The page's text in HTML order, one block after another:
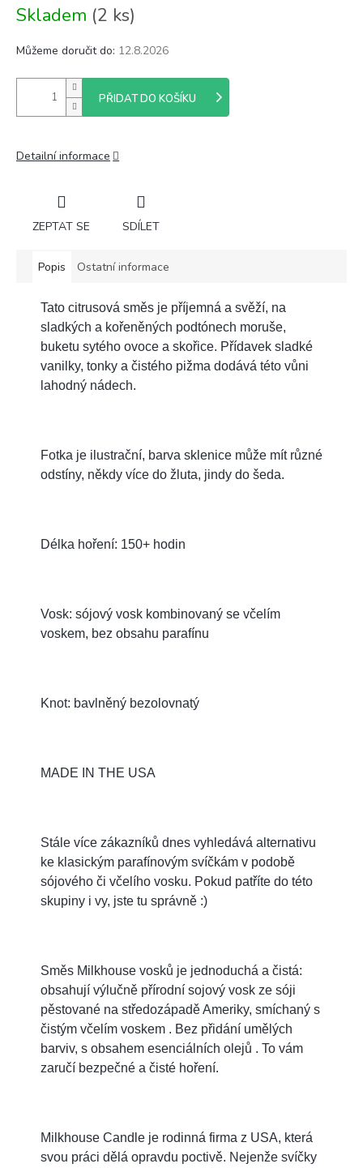
cena:
Skladem (2 ks)
Můžeme doručit do: 12.8.2026
PŘIDAT DO KOŠÍKU
Detailní informace
ZEPTAT SE SDÍLET
Popis Ostatní informace
Tato citrusová směs je příjemná a svěží, na
sladkých a kořeněných podtónech moruše,
buketu sytého ovoce a skořice. Přídavek sladké
vanilky, tonky a čistého pižma dodává této vůni
lahodný nádech.
Fotka je ilustrační, barva sklenice může mít různé
odstíny, někdy více do žluta, jindy do šeda.
Délka hoření: 150+ hodin
Vosk: sójový vosk kombinovaný se včelím
voskem, bez obsahu parafínu
Knot: bavlněný bezolovnatý
MADE IN THE USA
Stále více zákazníků dnes vyhledává alternativu
ke klasickým parafínovým svíčkám v podobě
sójového či včelího vosku. Pokud patříte do této
skupiny i vy, jste tu správně :)
Směs Milkhouse vosků je jednoduchá a čistá:
obsahují výlučně přírodní sojový vosk ze sóji
pěstované na středozápadě Ameriky, smíchaný s
čistým včelím voskem . Bez přidání umělých
barviv, s obsahem esenciálních olejů . To vám
zaručí bezpečné a čisté hoření.
Milkhouse Candle je rodinná firma z USA, která
svou práci dělá opravdu poctivě. Nejenže svíčky